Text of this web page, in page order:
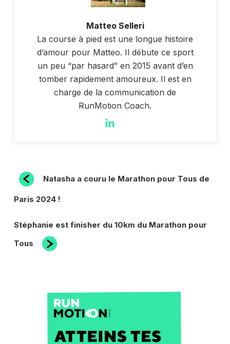
Matteo Selleri
La course à pied est une longue histoire
d’amour pour Matteo. Il débute ce sport
un peu “par hasard” en 2015 avant d’en
tomber rapidement amoureux. Il est en
charge de la communication de
RunMotion Coach.
NAVIGATION
DE
Article
précédent
Natasha a couru le Marathon pour Tous de
Paris 2024 !
Article
suivant
Stéphanie est finisher du 10km du Marathon pour
Tous